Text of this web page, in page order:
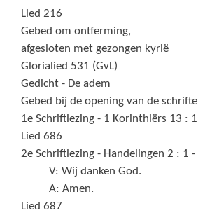
Lied 216
Gebed om ontferming,
afgesloten met gezongen kyrië
Glorialied 531 (GvL)
Gedicht - De adem
Gebed bij de opening van de
1e Schriftlezing - 1 Korinthiërs 13 :
Lied 686
2e Schriftlezing - Handelingen 2 : 1 -
V: Wij danken God.
A: Amen.
Lied 687